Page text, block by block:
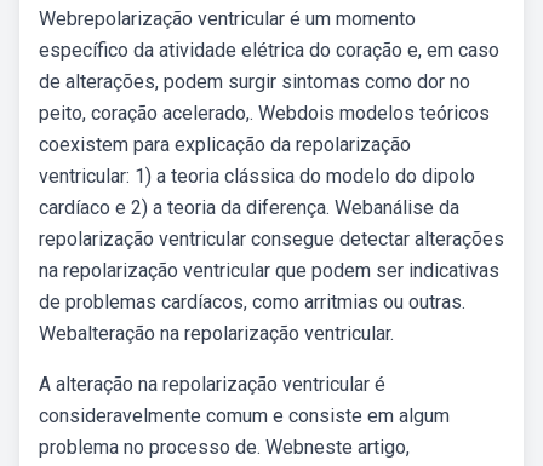
Webrepolarização ventricular é um momento
específico da atividade elétrica do coração e, em caso
de alterações, podem surgir sintomas como dor no
peito, coração acelerado,. Webdois modelos teóricos
coexistem para explicação da repolarização
ventricular: 1) a teoria clássica do modelo do dipolo
cardíaco e 2) a teoria da diferença. Webanálise da
repolarização ventricular consegue detectar alterações
na repolarização ventricular que podem ser indicativas
de problemas cardíacos, como arritmias ou outras.
Webalteração na repolarização ventricular.
A alteração na repolarização ventricular é
consideravelmente comum e consiste em algum
problema no processo de. Webneste artigo,